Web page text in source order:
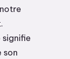
signifie
son